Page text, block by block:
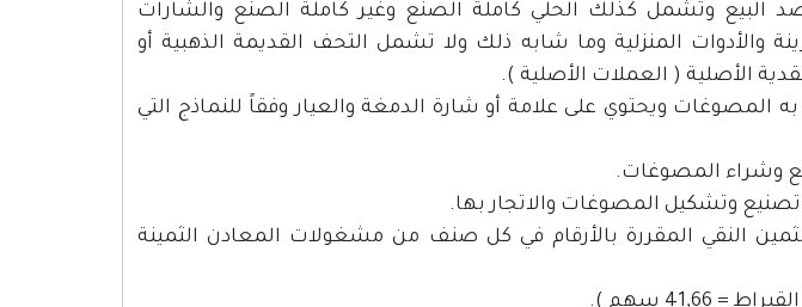
البيع وتشمل كذلك الحلي كاملة الصنع وغير كاملة الصنع والشارات
والأدوات المنزلية وما شابه ذلك ولا تشمل التحف القديمة الذهبية أو
الأصلية ( العملات الأصلية ).
المصوغات ويحتوي على علامة أو شارة الدمغة والعيار وفقاً للنماذج التي
وشراء المصوغات.
وتشكيل المصوغات والاتجار بها.
النقي المقررة بالأرقام في كل صنف من مشغولات المعادن الثمينة